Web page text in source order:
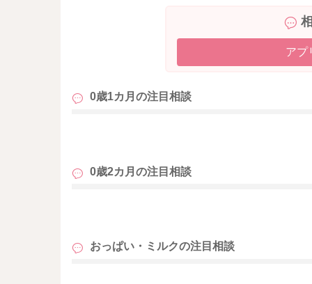
アプ
0歳1カ月の注目相談
0歳2カ月の注目相談
おっぱい・ミルクの注目相談